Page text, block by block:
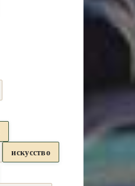
искусство